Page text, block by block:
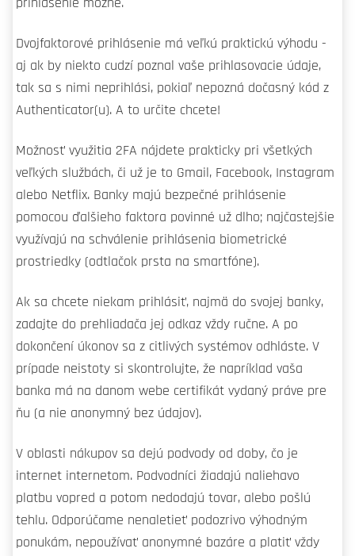
prihlásenie možné.
Dvojfaktorové prihlásenie má veľkú praktickú výhodu -
aj ak by niekto cudzí poznal vaše prihlasovacie údaje,
tak sa s nimi neprihlási, pokiaľ nepozná dočasný kód z
Authenticator(u). A to určite chcete!
Možnosť využitia 2FA nájdete prakticky pri všetkých
veľkých službách, či už je to Gmail, Facebook, Instagram
alebo Netflix. Banky majú bezpečné prihlásenie
pomocou ďalšieho faktora povinné už dlho; najčastejšie
využívajú na schválenie prihlásenia biometrické
prostriedky (odtlačok prsta na smartfóne).
Ak sa chcete niekam prihlásiť, najmä do svojej banky,
zadajte do prehliadača jej odkaz vždy ručne. A po
dokončení úkonov sa z citlivých systémov odhláste. V
prípade neistoty si skontrolujte, že napríklad vaša
banka má na danom webe certifikát vydaný práve pre
ňu (a nie anonymný bez údajov).
V oblasti nákupov sa dejú podvody od doby, čo je
internet internetom. Podvodníci žiadajú naliehavo
platbu vopred a potom nedodajú tovar, alebo pošlú
tehlu. Odporúčame nenaletieť podozrivo výhodným
ponukám, nepoužívať anonymné bazáre a platiť vždy